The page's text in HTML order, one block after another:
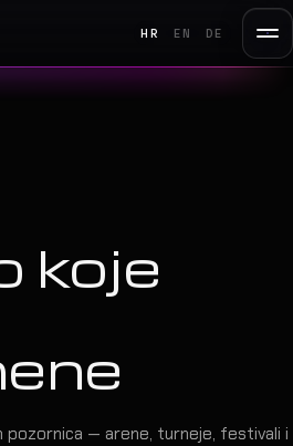
HR EN DE
koje
— arene, turneje, festivali i